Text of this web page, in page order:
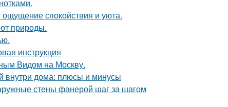
спокойствия и уюта.
природы.
инструкция
Видом на Москву.
внутри дома: плюсы и минусы
стены фанерой шаг за шагом